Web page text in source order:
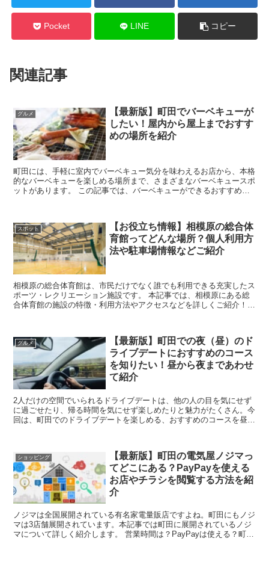
Pocket LINE コピー
関連記事
グルメ
【最新版】町田でバーベキューが
したい！屋内から屋上までおすす
めの場所を紹介
町田には、手軽に室内でバーベキュー気分を味わえるお店から、本格
的なバーベキューを楽しめる場所まで、さまざまなバーベキュースポ
ットがあります。 この記事では、バーベキューができるおすすめの
スポット
【お役立ち情報】相模原の総合体
育館ってどんな場所？個人利用方
法や駐車場情報などご紹介
相模原の総合体育館は、市民だけでなく誰でも利用できる充実したス
ポーツ・レクリエーション施設です。 本記事では、相模原にある総
合体育館の施設の特徴・利用方法やアクセスなどを詳しくご紹介！気
グルメ
【最新版】町田での夜（昼）のド
ライブデートにおすすめのコース
を知りたい！昼から夜まであわせ
て紹介
2人だけの空間でいられるドライブデートは、他の人の目を気にせず
に過ごせたり、帰る時間を気にせず楽しめたりと魅力がたくさん。今
回は、町田でのドライブデートを楽しめる、おすすめのコースを昼と
ショッピング
【最新版】町田の電気屋ノジマっ
てどこにある？PayPayを使える
お店やチラシを閲覧する方法を紹
介
ノジマは全国展開されている有名家電量販店ですよね。町田にもノジ
マは3店舗展開されています。本記事では町田に展開されているノジ
マについて詳しく紹介します。 営業時間は？PayPayは使える？町田